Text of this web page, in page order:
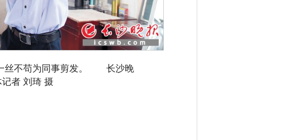
丝不苟为同事剪发。 长沙晚
者 刘琦 摄